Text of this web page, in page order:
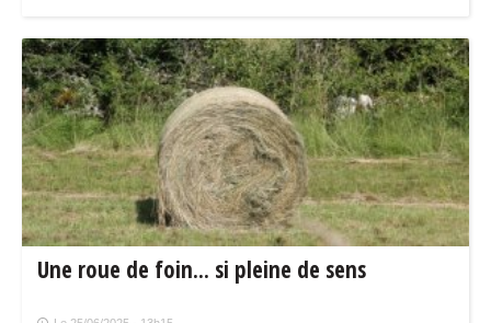
Une roue de foin... si pleine de sens